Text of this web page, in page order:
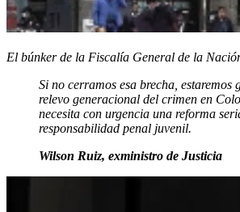
El búnker de la Fiscalía General de la
Si no cerramos esa brecha, estaremos
relevo generacional del crimen en
necesita con urgencia una reforma
responsabilidad penal juvenil.
Wilson Ruiz, exministro de Justicia